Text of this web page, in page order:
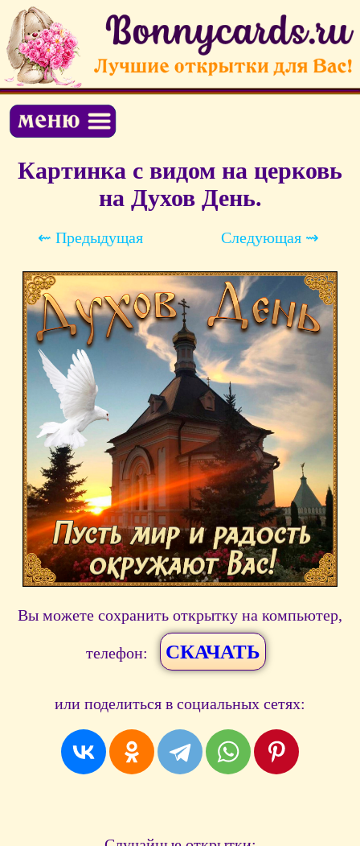
Картинка с видом на церковь
на Духов День.
⇜ Предыдущая Следующая ⇝
Вы можете сохранить открытку на компьютер,
телефон: СКАЧАТЬ
или поделиться в социальных сетях: